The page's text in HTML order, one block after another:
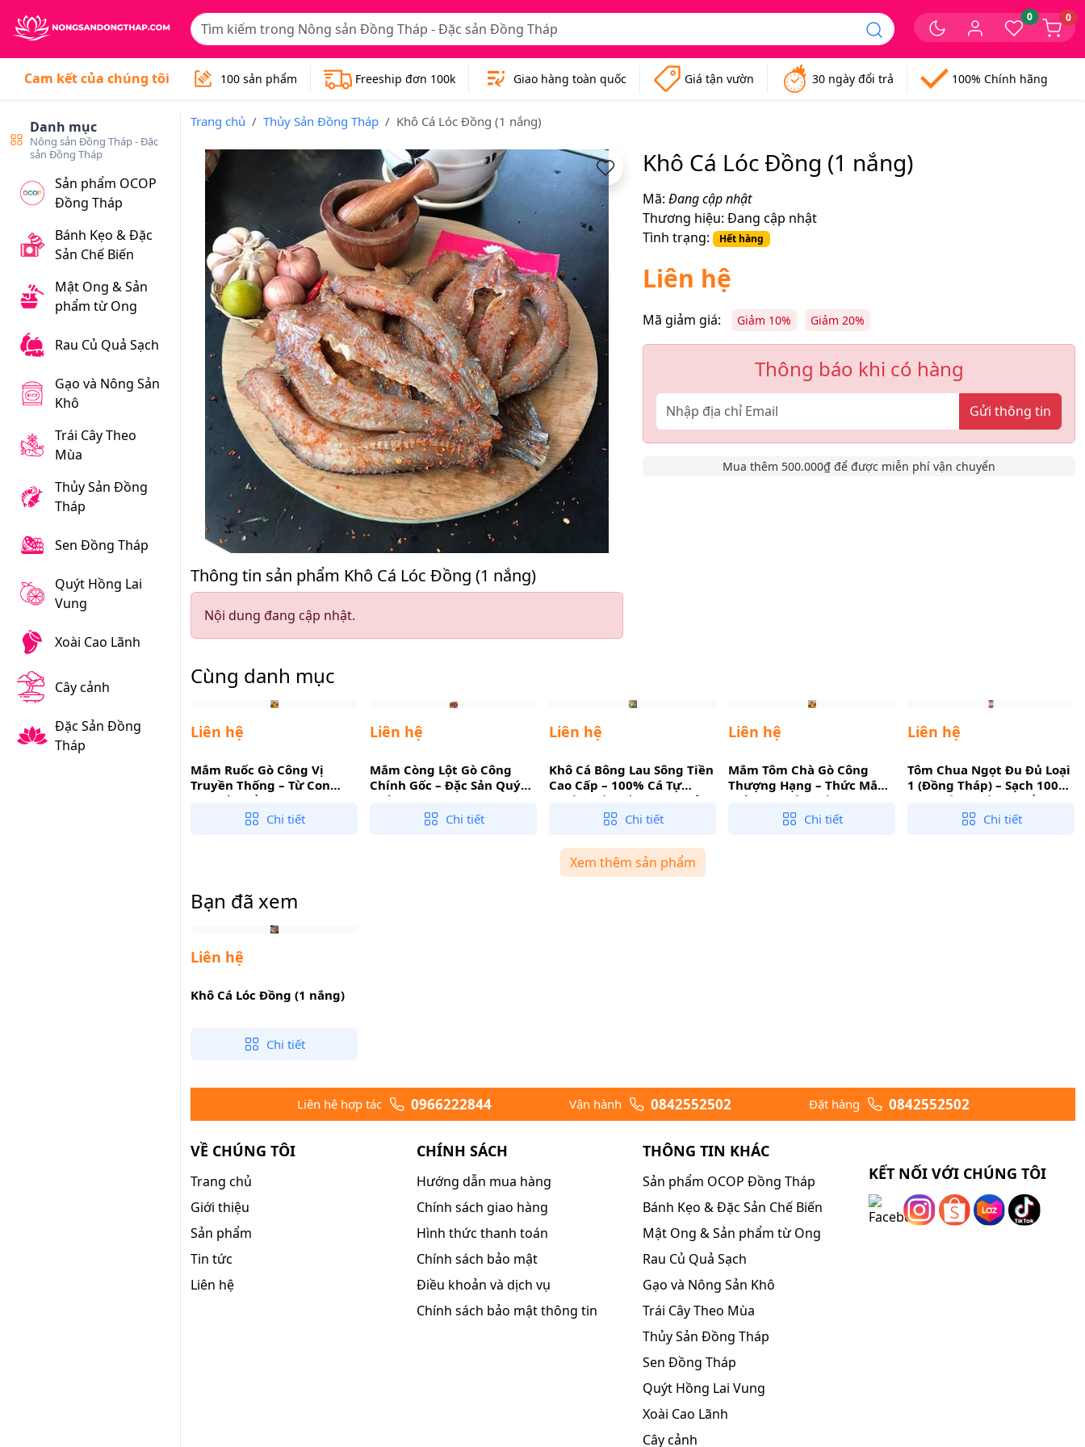
0 0
Cam kết của chúng tôi 100 sản phẩm Freeship đơn 100k Giao hàng toàn quốc Giá tận vườn 30 ngày đổi trả 100% Chính hãng
Danh mục
Nông sản Đồng Tháp - Đặc
sản Đồng Tháp
Sản phẩm OCOP
Đồng Tháp
Bánh Kẹo & Đặc
Sản Chế Biến
Mật Ong & Sản
phẩm từ Ong
Rau Củ Quả Sạch
Gạo và Nông Sản
Khô
Trái Cây Theo
Mùa
Thủy Sản Đồng
Tháp
Sen Đồng Tháp
Quýt Hồng Lai
Vung
Xoài Cao Lãnh
Cây cảnh
Đặc Sản Đồng
Tháp
Trang chủ Thủy Sản Đồng Tháp Khô Cá Lóc Đồng (1 nắng)
Khô Cá Lóc Đồng (1 nắng)
Mã: Đang cập nhật
Thương hiệu: Đang cập nhật
Tình trạng:
Hết hàng
Liên hệ
Mã giảm giá: Giảm 10% Giảm 20%
Thông báo khi có hàng
Gửi thông tin
Mua thêm 500.000₫ để được miễn phí vận chuyển
Thông tin sản phẩm Khô Cá Lóc Đồng (1 nắng)
Nội dung đang cập nhật.
Cùng danh mục
Liên hệ
Mắm Ruốc Gò Công Vị
Truyền Thống – Từ Con
Khuyết Biển Tươi, Ngọt
Hậu Đậm Đà, Thơm Dịu
Chi tiết
Liên hệ
Mắm Còng Lột Gò Công
Chính Gốc – Đặc Sản Quý
Hiếm, Vị Chua Ngọt Cay
Nồng Bất BạiChi tiết
Liên hệ
Khô Cá Bông Lau Sông Tiền
Cao Cấp – 100% Cá Tự
Nhiên Một Nắng, Thịt Dẻo
Ngọt, Béo NgậyChi tiết
Liên hệ
Mắm Tôm Chà Gò Công
Thượng Hạng – Thức Mắm
Tiến Vua Đậm Đà, Mịn
Màng Không Tạp Chất
Chi tiết
Liên hệ
Tôm Chua Ngọt Đu Đủ Loại
1 (Đồng Tháp) – Sạch 100%
Tự Nhiên, Không Phẩm
Chi tiết
Xem thêm sản phẩm
Bạn đã xem
Liên hệ
Khô Cá Lóc Đồng (1 nắng)
Chi tiết
Liên hệ hợp tác 0966222844 Vận hành 0842552502 Đặt hàng 0842552502
VỀ CHÚNG TÔI
Trang chủ
Giới thiệu
Sản phẩm
Tin tức
Liên hệ
CHÍNH SÁCH
Hướng dẫn mua hàng
Chính sách giao hàng
Hình thức thanh toán
Chính sách bảo mật
Điều khoản và dịch vụ
Chính sách bảo mật thông tin
THÔNG TIN KHÁC
Sản phẩm OCOP Đồng Tháp
Bánh Kẹo & Đặc Sản Chế Biến
Mật Ong & Sản phẩm từ Ong
Rau Củ Quả Sạch
Gạo và Nông Sản Khô
Trái Cây Theo Mùa
Thủy Sản Đồng Tháp
Sen Đồng Tháp
Quýt Hồng Lai Vung
Xoài Cao Lãnh
Cây cảnh
KẾT NỐI VỚI CHÚNG TÔI